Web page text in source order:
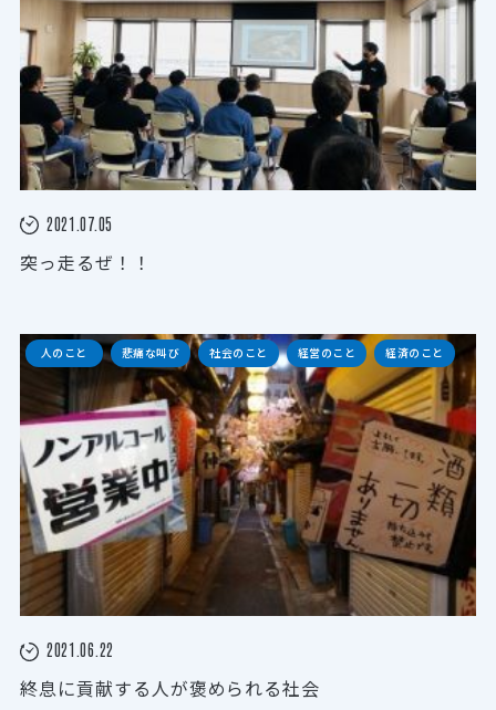
2021.07.05
突っ走るぜ！！
2021.06.22
終息に貢献する人が褒められる社会
人のこと 悲痛な叫び 社会のこと 経営のこと 経済のこと